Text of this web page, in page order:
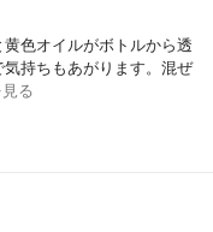
色オイルがボトルから透
持ちもあがります。混ぜ
る